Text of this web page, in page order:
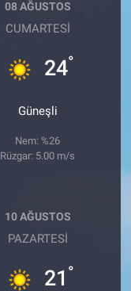
08 AĞUSTOS
CUMARTESI
24°
Güneşli
Nem: %26
Rüzgar: 5.00 m/s
10 AĞUSTOS
PAZARTESI
21 °